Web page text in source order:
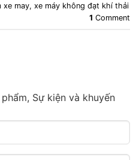
xe may, xe máy không đạt khí thải
1 Comment
Sự kiện và khuyến